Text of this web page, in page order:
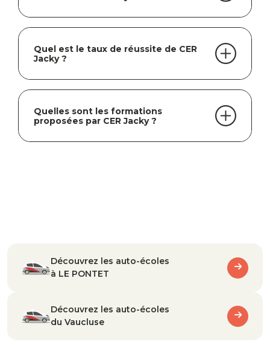
Quel est le taux de réussite de CER
Jacky ?
Quelles sont les formations
proposées par CER Jacky ?
Découvrez les auto-écoles
à LE PONTET
Découvrez les auto-écoles
du Vaucluse